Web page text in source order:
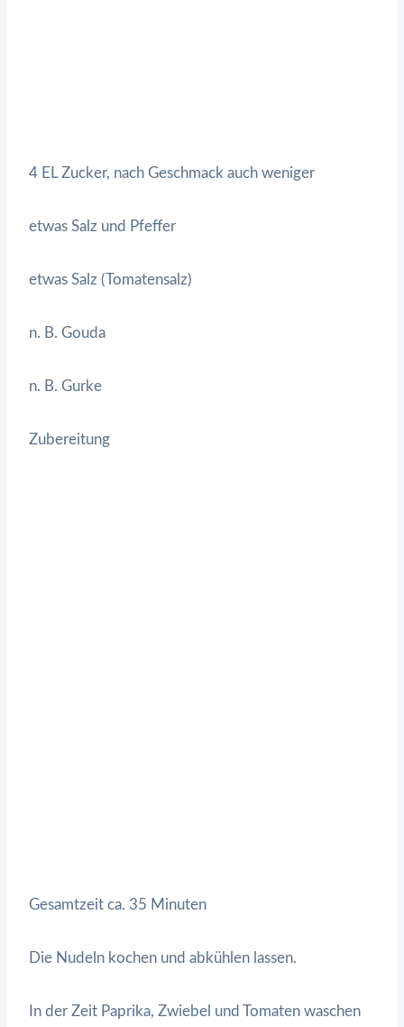
4 EL Zucker, nach Geschmack auch weniger
etwas Salz und Pfeffer
etwas Salz (Tomatensalz)
n. B. Gouda
n. B. Gurke
Zubereitung
Gesamtzeit ca. 35 Minuten
Die Nudeln kochen und abkühlen lassen.
In der Zeit Paprika, Zwiebel und Tomaten waschen